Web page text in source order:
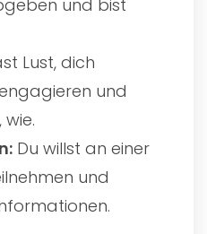
und bist
Lust, dich
und
Du willst an einer
und